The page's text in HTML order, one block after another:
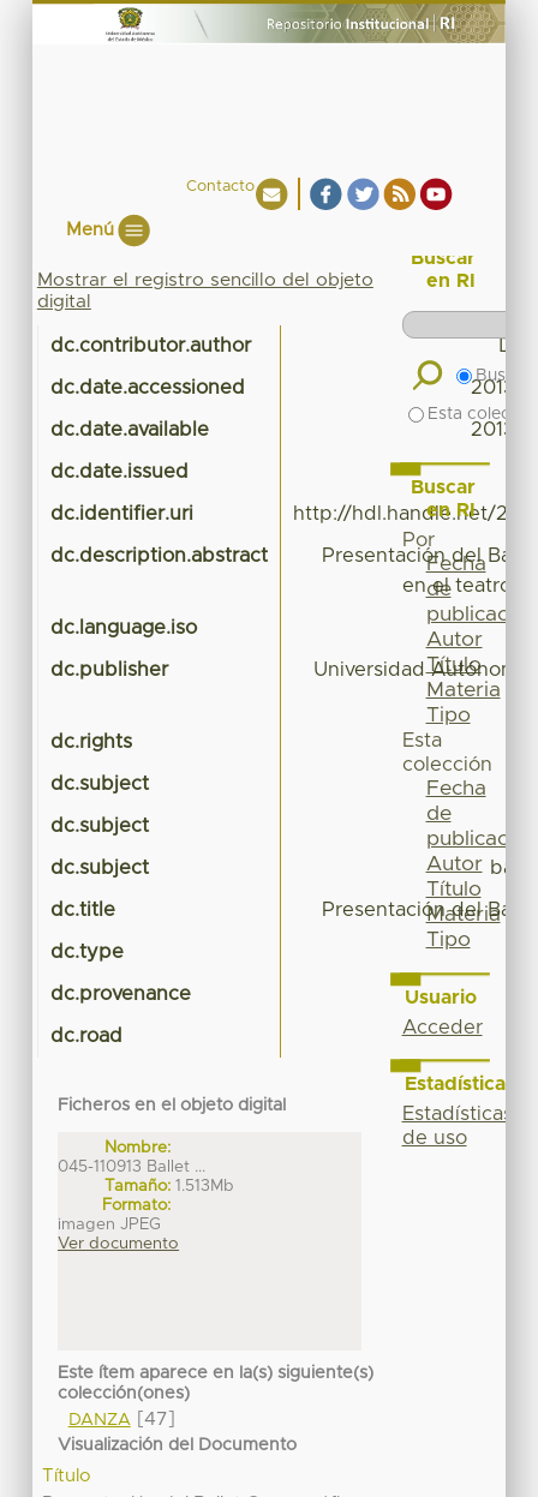
Contacto
Menú
Mostrar el registro sencillo del objeto
digital
dc.contributor.author
dc.date.accessioned 2013-
dc.date.available 2013-
dc.date.issued
dc.identifier.uri http://hdl.handle.net/
dc.description.abstract
Presentación del
en el teatro
dc.language.iso
dc.publisher Universidad Autónoma
dc.rights
dc.subject
dc.subject
dc.subject
dc.title Presentación del
dc.type
dc.provenance
dc.road
Ficheros en el objeto digital
Nombre:
045-110913 Ballet ...
Tamaño: 1.513Mb
Formato:
imagen JPEG
Ver documento
Este ítem aparece en la(s) siguiente(s)
colección(ones)
DANZA [47]
Visualización del Documento
Título
Buscar
en RI
Buscar
Esta
Buscar
en RI
Por
Fecha
de
publicación
Autor
Título
Materia
Tipo
Esta
colección
Fecha
de
publicación
Autor
Título
Materia
Tipo
Usuario
Acceder
Estadísticas
Estadísticas
de uso